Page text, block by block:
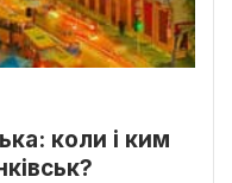
коли і ким